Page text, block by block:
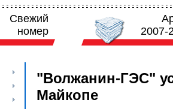
Свежий
номер
2007-
"Волжанин-ГЭС"
Майкопе